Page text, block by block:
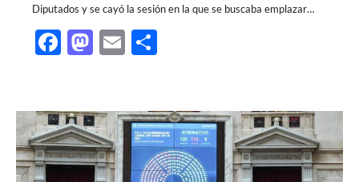
Diputados y se cayó la sesión en la que se buscaba emplazar…
Facebook
Mastodon
Email